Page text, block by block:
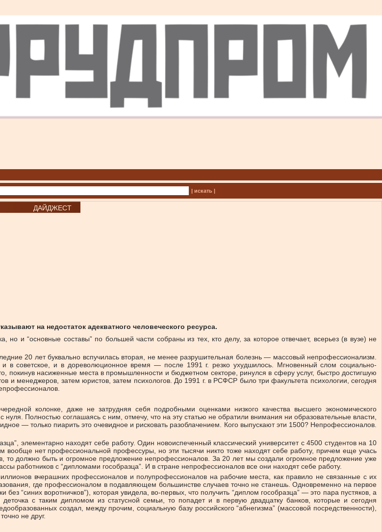
| искать |
ДАЙДЖЕСТ
на недостаток адекватного человеческого ресурса.
и “основные составы” по большей части собраны из тех, кто делу, за которое отвечает, всерьез (в вузе) не
20 лет буквально вспучилась вторая, не менее разрушительная болезнь — массовый непрофессионализм.
советское, и в дореволюционное время — после 1991 г. резко ухудшилось. Мгновенный слом социально-
покинув насиженные места в промышленности и бюджетном секторе, ринулся в сферу услуг, быстро достигшую
и менеджеров, затем юристов, затем психологов. До 1991 г. в РСФСР было три факультета психологии, сегодня
колонке, даже не затрудняя себя подробными оценками низкого качества высшего экономического
Полностью соглашаясь с ним, отмечу, что на эту статью не обратили внимания ни образовательные власти,
— только пиарить это очевидное и рисковать разоблачением. Кого выпускают эти 1500? Непрофессионалов.
элементарно находят себе работу. Один новоиспеченный классический университет с 4500 студентов на 10
вообще нет профессиональной профессуры, но эти тысячи никто тоже находят себе работу, причем еще учась
то должно быть и огромное предложение непрофессионалов. За 20 лет мы создали огромное предложение уже
работников с “дипломами гособразца”. И в стране непрофессионалов все они находят себе работу.
вчерашних профессионалов и полупрофессионалов на рабочие места, как правило не связанные с их
где профессионалом в подавляющем большинстве случаев точно не станешь. Одновременно на первое
“синих воротничков”), которая увидела, во-первых, что получить “диплом гособразца” — это пара пустяков, а
с таким дипломом из статусной семьи, то попадет и в первую двадцатку банков, которые и сегодня
создал, между прочим, социальную базу российского “абнегизма” (массовой посредственности),
не друг.